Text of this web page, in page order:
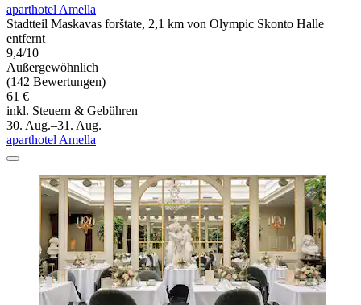
aparthotel Amella
Stadtteil Maskavas forštate, 2,1 km von Olympic Skonto Halle
entfernt
9,4/10
Außergewöhnlich
(142 Bewertungen)
61 €
inkl. Steuern & Gebühren
30. Aug.–31. Aug.
aparthotel Amella